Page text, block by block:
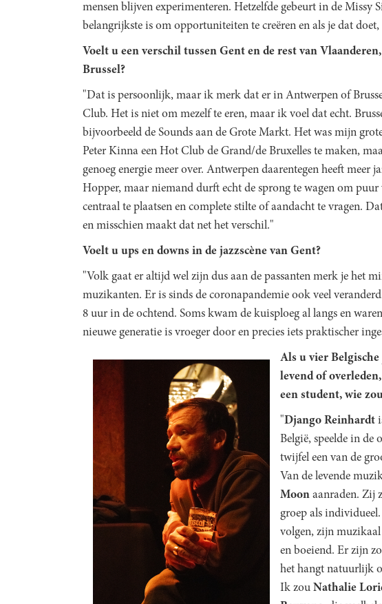
mensen blijven experimenteren. Hetzelfde gebeurt in de Missy
belangrijkste is om opportuniteiten te creëren en als je dat
Voelt u een verschil tussen Gent en de rest van
Brussel?
"Dat is persoonlijk, maar ik merk dat er in Antwerpen of
Club. Het is niet om mezelf te eren, maar ik voel dat echt.
bijvoorbeeld de Sounds aan de Grote Markt. Het was mijn
Peter Kinna een Hot Club de Grand/de Bruxelles te maken,
genoeg energie meer over. Antwerpen daarentegen heeft meer
Hopper, maar niemand durft echt de sprong te wagen om
centraal te plaatsen en complete stilte of aandacht te vragen.
en misschien maakt dat net het verschil."
Voelt u ups en downs in de jazzscène van Gent?
"Volk gaat er altijd wel zijn dus aan de passanten merk je het
muzikanten. Er is sinds de coronapandemie ook veel
8 uur in de ochtend. Soms kwam de kuisploeg al langs en
nieuwe generatie is vroeger door en precies iets praktischer
Als u vier
levend of
een student, wie
"Django Reinhardt
België, speelde in de
twijfel een van de
Van de levende
Moonaanraden. Zij
groep als
volgen, zijn
en boeiend. Er zijn
het hangt natuurlijk
Ik zou Nathalie